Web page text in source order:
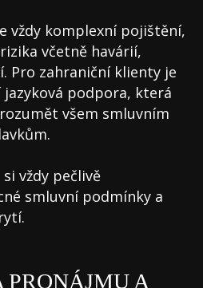
vždy komplexní pojištění,
včetně havárií,
Pro zahraniční klienty je
podpora, která
všem smluvním
vždy pečlivě
smluvní podmínky a
PRONÁJMU A